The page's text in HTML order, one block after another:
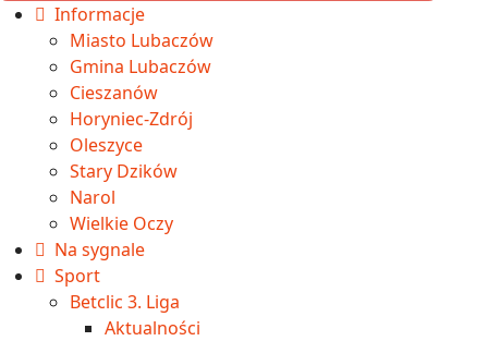
Informacje
Miasto Lubaczów
Gmina Lubaczów
Cieszanów
Horyniec-Zdrój
Oleszyce
Stary Dzików
Narol
Wielkie Oczy
Na sygnale
Sport
Betclic 3. Liga
Aktualności